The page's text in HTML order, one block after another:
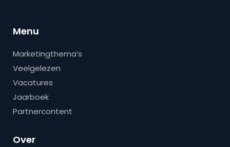
Menu
Marketingthema’s
Veelgelezen
Vacatures
Jaarboek
Partnercontent
Over